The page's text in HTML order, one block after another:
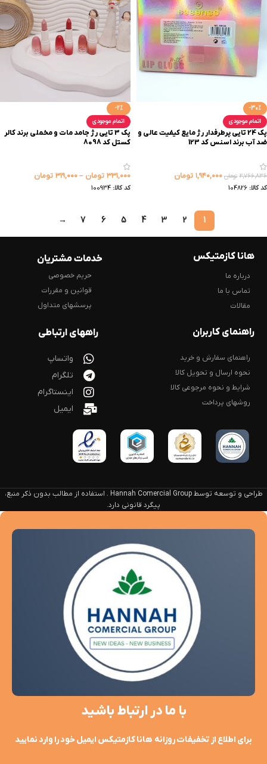
-30%
اتمام موجودی
پک 24 تایی پرطرفدار رژ مایع کیفیت عالی و
ضد آب برند اسنس کد 123
۲,۷۶۶,۸۳۶ تومان ۱,۹۴۰,۰۰۰ تومان
کد کالا: 104826
-2%
اتمام موجودی
پک 3 تایی رژ جامد مات و مخملی برند کالر
کستل کد 8098
۳۳۱,۰۰۰ تومان –۳۱۹,۰۰۰ تومان
کد کالا: 100934
1
2
3
4
5
6
7
→
هانا کازمتیکس
درباره ما
تماس با ما
مقالات
خدمات مشتریان
حریم خصوصی
قوانین و مقررات
پرسشهای متداول
راهنمای کاربران
راهنمای سفارش و خرید
نحوه ارسال و تحویل کالا
شرایط و نحوه مرجوعی کالا
روشهای پرداخت
راههای ارتباطی
واتساپ
تلگرام
اینستاگرام
ایمیل
طراحی و توسعه توسط Hannah Comercial Group . استفاده از مطالب بدون ذکر منبع،
پیگرد قانونی دارد.
با ما در ارتباط باشید
برای اطلاع از تخفیفات روزانه هانا کازمتیکس ایمیل خود را وارد نمایید